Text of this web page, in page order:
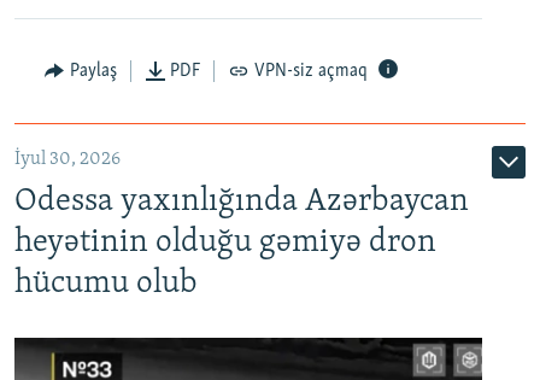
Paylaş PDF VPN-siz açmaq
İyul 30, 2026
Odessa yaxınlığında Azərbaycan
heyətinin olduğu gəmiyə dron
hücumu olub